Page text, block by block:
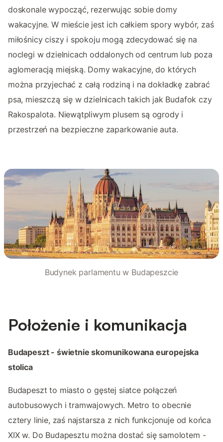
doskonale wypocząć, rezerwując sobie domy
wakacyjne. W mieście jest ich całkiem spory wybór, zaś
miłośnicy ciszy i spokoju mogą zdecydować się na
noclegi w dzielnicach oddalonych od centrum lub poza
aglomeracją miejską. Domy wakacyjne, do których
można przyjechać z całą rodziną i na dokładkę zabrać
psa, mieszczą się w dzielnicach takich jak Budafok czy
Rakospalota. Niewątpliwym plusem są ogrody i
przestrzeń na bezpieczne zaparkowanie auta.
Budynek parlamentu w Budapeszcie
Położenie i komunikacja
Budapeszt - świetnie skomunikowana europejska
stolica
Budapeszt to miasto o gęstej siatce połączeń
autobusowych i tramwajowych. Metro to obecnie
cztery linie, zaś najstarsza z nich funkcjonuje od końca
XIX w. Do Budapesztu można dostać się samolotem -